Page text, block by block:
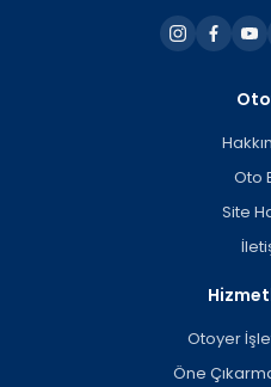
Oto
Site
Otoyer
Öne